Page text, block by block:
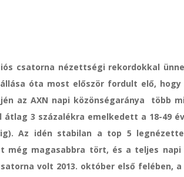
csatorna nézettségi rekordokkal
óta most először fordult elő, hogy
az AXN napi közönségaránya több
3 százalékra emelkedett a 18-49
ig). Az idén stabilan a top 5
még magasabbra tört, és a teljes
volt 2013. október első felében,